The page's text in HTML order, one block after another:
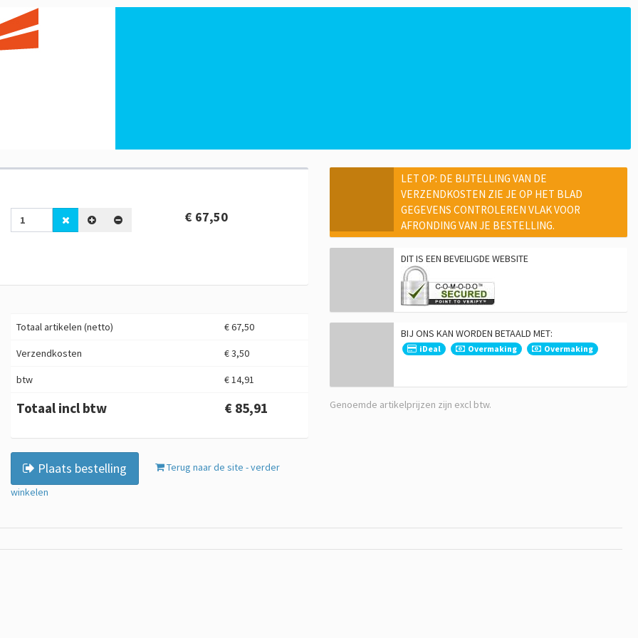
€ 67,50
Totaal artikelen (netto) € 67,50
Verzendkosten € 3,50
btw € 14,91
Totaal incl btw € 85,91
Plaats bestelling
Terug naar de site - verder
winkelen
LET OP: DE BIJTELLING VAN DE
VERZENDKOSTEN ZIE JE OP HET BLAD
GEGEVENS CONTROLEREN VLAK VOOR
AFRONDING VAN JE BESTELLING.
DIT IS EEN BEVEILIGDE WEBSITE
BIJ ONS KAN WORDEN BETAALD MET:
iDeal Overmaking Overmaking
Genoemde artikelprijzen zijn excl btw.